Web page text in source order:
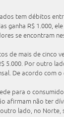
tem débitos
ganha R$ 1.000,
se encontram
de mais de cinco
5.000. Por outro
De acordo com o
para o
afirmam não ter
lado, no Norte,